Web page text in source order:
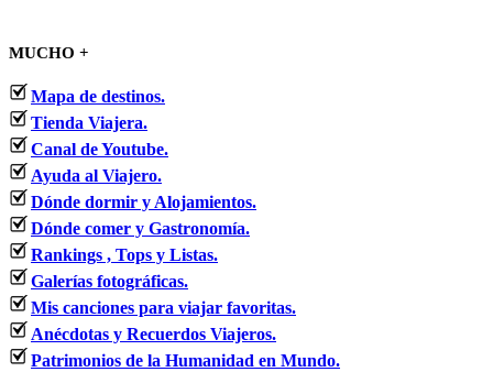
MUCHO +
Mapa de destinos.
Tienda Viajera.
Canal de Youtube.
Ayuda al Viajero.
Dónde dormir y Alojamientos.
Dónde comer y Gastronomía.
Rankings , Tops y Listas.
Galerías fotográficas.
Mis canciones para viajar favoritas.
Anécdotas y Recuerdos Viajeros.
Patrimonios de la Humanidad en Mundo.